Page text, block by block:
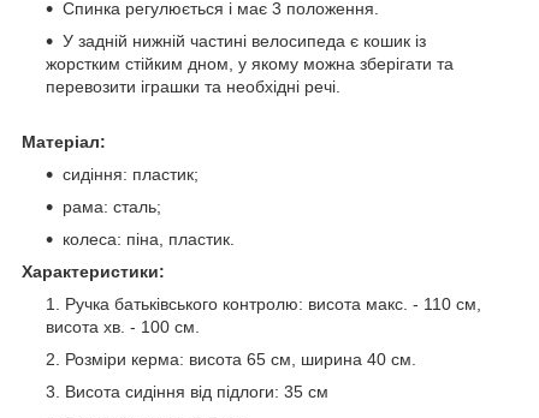
Спинка регулюється і має 3 положення.
У задній нижній частині велосипеда є кошик із
жорстким стійким дном, у якому можна зберігати та
перевозити іграшки та необхідні речі.
Матеріал:
сидіння: пластик;
рама: сталь;
колеса: піна, пластик.
Характеристики:
Ручка батьківського контролю: висота макс. - 110 см,
висота хв. - 100 см.
Розміри керма: висота 65 см, ширина 40 см.
Висота сидіння від підлоги: 35 см